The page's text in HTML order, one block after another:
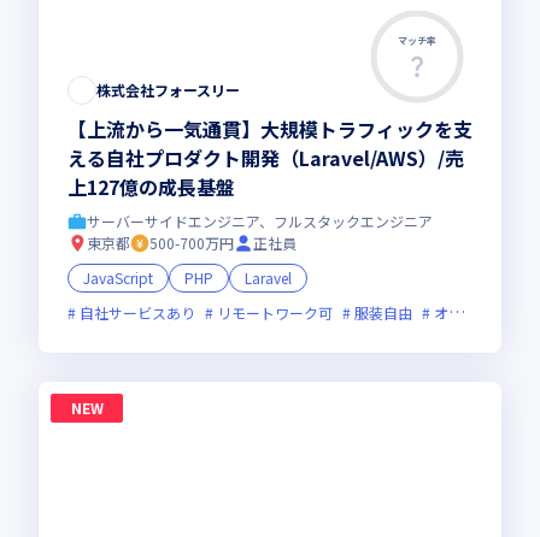
マッチ率
株式会社フォースリー
【上流から一気通貫】大規模トラフィックを支
える自社プロダクト開発（Laravel/AWS）/売
上127億の成長基盤
サーバーサイドエンジニア、フルスタックエンジニア
東京都
500-700万円
正社員
JavaScript
PHP
Laravel
自社サービスあり
リモートワーク可 服装自由 オンライン選考可
NEW